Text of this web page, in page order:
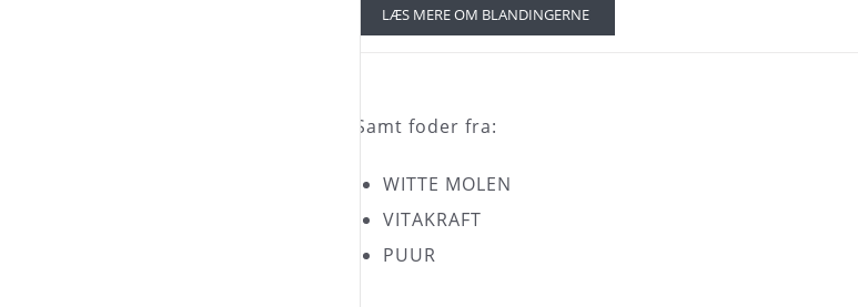
LÆS MERE OM BLANDINGERNE
.. Samt foder fra:
WITTE MOLEN
VITAKRAFT
PUUR